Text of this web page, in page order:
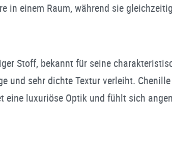
in einem Raum, während sie
Stoff, bekannt für seine
und sehr dichte Textur verleiht.
eine luxuriöse Optik und fühlt sich